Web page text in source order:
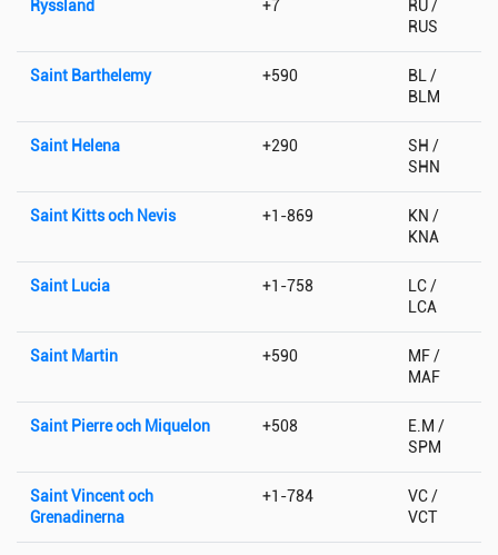
Ryssland +7
RU /
RUS
Saint Barthelemy +590
BL /
BLM
Saint Helena +290
SH /
SHN
Saint Kitts och Nevis +1-869
KN /
KNA
Saint Lucia +1-758
LC /
LCA
Saint Martin +590
MF /
MAF
Saint Pierre och Miquelon +508
E.M /
SPM
Saint Vincent och
Grenadinerna
+1-784
VC /
VCT